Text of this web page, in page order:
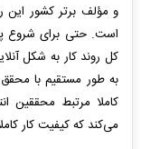
و مؤلف برتر کشور این
است. حتی برای شروع
کل روند کار به شکل
به طور مستقیم با
کاملا مرتبط محققین
می‌کند که کیفیت کار